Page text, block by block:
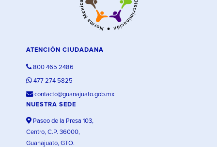
ATENCIÓN CIUDADANA
800 465 2486
477 274 5825
contacto@guanajuato.gob.mx
NUESTRA SEDE
Paseo de la Presa 103,
Centro, C.P. 36000,
Guanajuato, GTO.